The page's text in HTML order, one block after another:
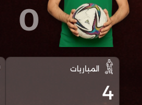
0
المباريات
4